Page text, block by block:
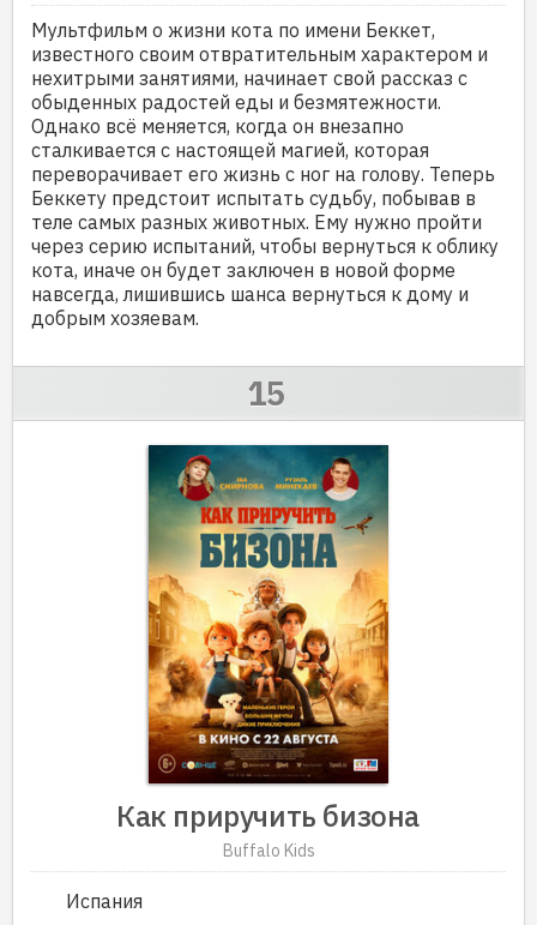
Мультфильм о жизни кота по имени Беккет,
известного своим отвратительным характером и
нехитрыми занятиями, начинает свой рассказ с
обыденных радостей еды и безмятежности.
Однако всё меняется, когда он внезапно
сталкивается с настоящей магией, которая
переворачивает его жизнь с ног на голову. Теперь
Беккету предстоит испытать судьбу, побывав в
теле самых разных животных. Ему нужно пройти
через серию испытаний, чтобы вернуться к облику
кота, иначе он будет заключен в новой форме
навсегда, лишившись шанса вернуться к дому и
добрым хозяевам.
Как приручить бизона
Buffalo Kids
Испания